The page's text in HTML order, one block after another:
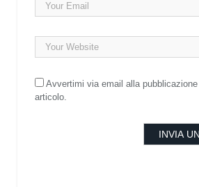
Avvertimi via email alla
articolo.